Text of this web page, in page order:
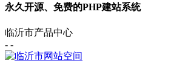
永久开源、免费的PHP建站系统
临沂市产品中心
- -